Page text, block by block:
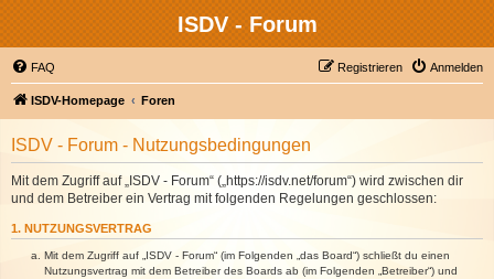
ISDV - Forum
FAQ Anmelden
Registrieren
ISDV-Homepage Foren
ISDV - Forum - Nutzungsbedingungen
Mit dem Zugriff auf „ISDV - Forum“ („https://isdv.net/forum“) wird zwischen dir
und dem Betreiber ein Vertrag mit folgenden Regelungen geschlossen:
1. NUTZUNGSVERTRAG
Mit dem Zugriff auf „ISDV - Forum“ (im Folgenden „das Board“) schließt du einen
Nutzungsvertrag mit dem Betreiber des Boards ab (im Folgenden „Betreiber“) und